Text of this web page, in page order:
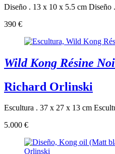
Diseño . 13 x 10 x 5.5 cm Diseño
390 €
Wild Kong Résine
Richard Orlinski
Escultura . 37 x 27 x 13 cm
5.000 €